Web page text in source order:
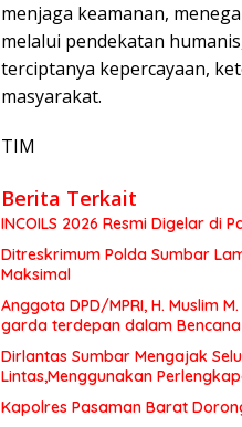
menjaga keamanan,
melalui pendekatan
terciptanya kepercayaan,
masyarakat.
TIM
Berita Terkait
INCOILS 2026 Resmi Digelar di
Ditreskrimum Polda Sumbar
Maksimal
Anggota DPD/MPRI, H. Muslim
garda terdepan dalam Bencana
Dirlantas Sumbar Mengajak
Lintas,Menggunakan
Kapolres Pasaman Barat